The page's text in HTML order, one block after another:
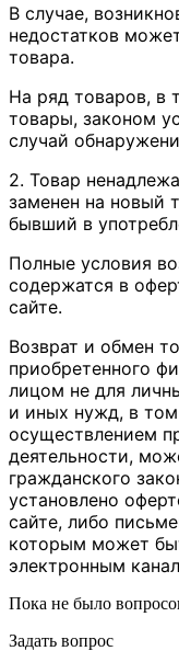
В случае,
недостатков
товара.
На ряд товаров, в
товары, законом
случай
2. Товар
заменен на новый
бывший в
Полные условия
содержатся в
сайте.
Возврат и обмен
приобретенного
лицом не для
и иных нужд, в том
осуществлением
деятельности,
гражданского
установлено
сайте, либо
которым может
электронным
Пока не было
Задать вопрос